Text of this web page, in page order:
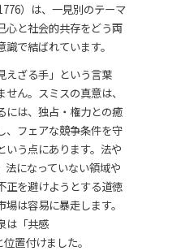
）は、一見別のテーマ
心と社会的共存をどう両
で結ばれています。
えざる手」という言葉
ん。スミスの真意は、
には、独占・権力との癒
、フェアな競争条件を守
いう点にあります。法や
になっていない領域や
正を避けようとする道徳
は容易に暴走します。
は「共感
置付けました。